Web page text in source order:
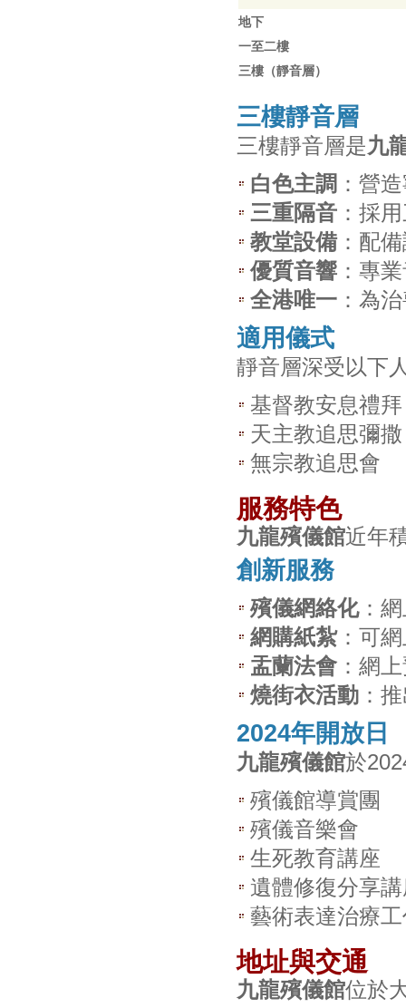
地下
一至二樓
三樓（靜音層）
三樓靜音層
三樓靜音層是九
白色主調 ：營
三重隔音 ：採
教堂設備：配
優質音響 ：專
全港唯一 ：為
適用儀式
靜音層深受以下
基督教安息禮拜
天主教追思彌撒
無宗教追思會
服務特色
九龍殯儀館近年
創新服務
殯儀網絡化：
網購紙紮：可
盂蘭法會 ：網
燒街衣活動 ：
2024年開放日
九龍殯儀館於
殯儀館導賞團
殯儀音樂會
生死教育講座
遺體修復分享
藝術表達治療
地址與交通
九龍殯儀館位於